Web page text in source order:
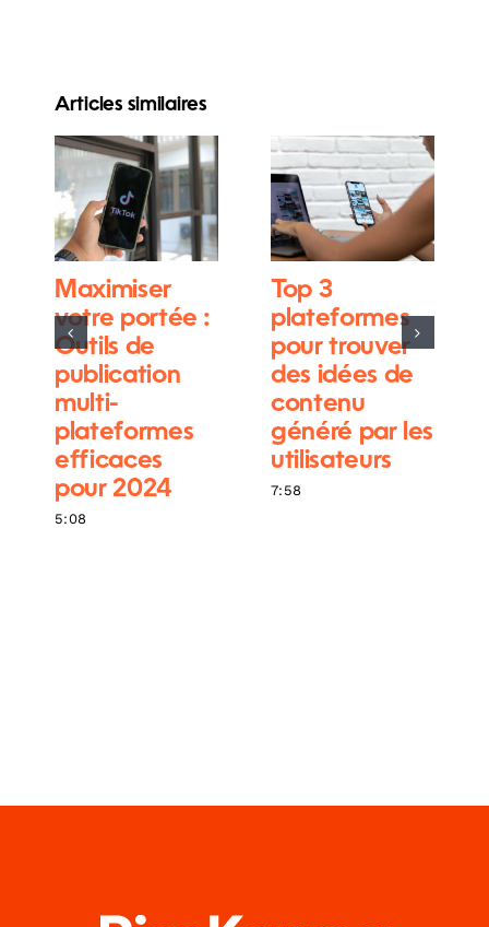
Articles similaires
Maximiser
votre portée :
Outils de
publication
multi-
plateformes
efficaces
pour 2024
5:08
Top 3
plateformes
pour trouver
des idées de
contenu
généré par les
utilisateurs
7:58